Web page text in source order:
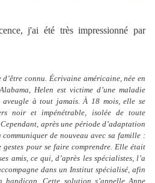
j'ai été très impressionné par
connu. Écrivaine américaine, née en
Helen est victime d’une maladie
à tout jamais. À 18 mois, elle se
noir et impénétrable, isolée de toute
après une période d’adaptation
de nouveau avec sa famille :
pour se faire comprendre. Elle était
amis, ce qui, d’après les spécialistes, l’a
dans un Institut spécialisé, afin
Cette solution s’appelle Anne